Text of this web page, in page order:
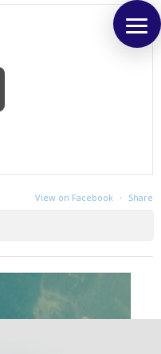
View on Facebook · Share